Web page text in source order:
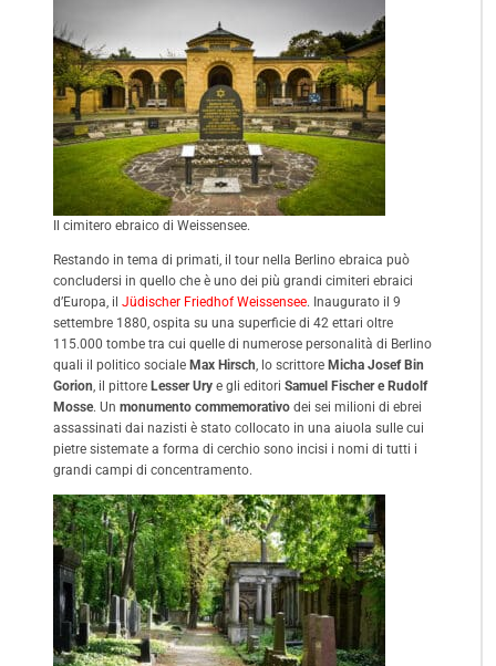
Il cimitero ebraico di Weissensee.
Restando in tema di primati, il tour nella Berlino ebraica può
concludersi in quello che è uno dei più grandi cimiteri ebraici
d’Europa, il Jüdischer Friedhof Weissensee. Inaugurato il 9
settembre 1880, ospita su una superficie di 42 ettari oltre
115.000 tombe tra cui quelle di numerose personalità di Berlino
quali il politico sociale Max Hirsch, lo scrittore Micha Josef Bin
Gorion, il pittore Lesser Ury e gli editori Samuel Fischer e Rudolf
Mosse. Un monumento commemorativo dei sei milioni di ebrei
assassinati dai nazisti è stato collocato in una aiuola sulle cui
pietre sistemate a forma di cerchio sono incisi i nomi di tutti i
grandi campi di concentramento.